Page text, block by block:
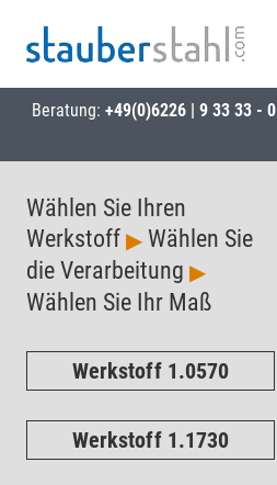
Beratung: +49(0)6226 | 9 33 33 - 0
Wählen Sie Ihren
Werkstoff ▶ Wählen Sie
die Verarbeitung ▶
Wählen Sie Ihr Maß
Werkstoff 1.0570
Werkstoff 1.1730